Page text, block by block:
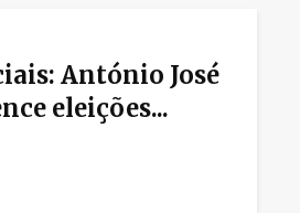
António José
eleições...